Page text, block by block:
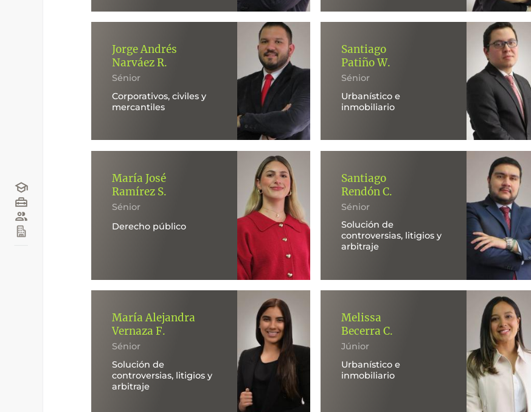
Jorge Andrés
Narváez R.
Sénior
Corporativos, civiles y
mercantiles
Santiago
Patiño W.
Sénior
Urbanístico e
inmobiliario
María José
Ramírez S.
Sénior
Derecho público
Santiago
Rendón C.
Sénior
Solución de
controversias, litigios y
arbitraje
María Alejandra
Vernaza F.
Sénior
Solución de
controversias, litigios y
arbitraje
Melissa
Becerra C.
Júnior
Urbanístico e
inmobiliario